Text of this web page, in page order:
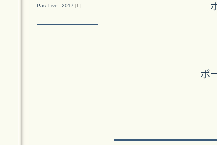
Past Live : 2017 [1]
ポ